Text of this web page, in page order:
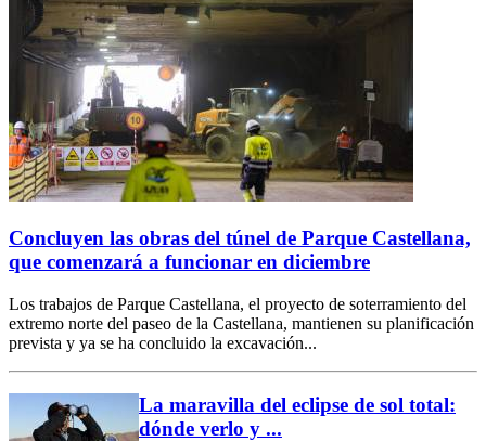
Concluyen las obras del túnel de Parque Castellana,
que comenzará a funcionar en diciembre
Los trabajos de Parque Castellana, el proyecto de soterramiento del
extremo norte del paseo de la Castellana, mantienen su planificación
prevista y ya se ha concluido la excavación...
La maravilla del eclipse de sol total:
dónde verlo y ...